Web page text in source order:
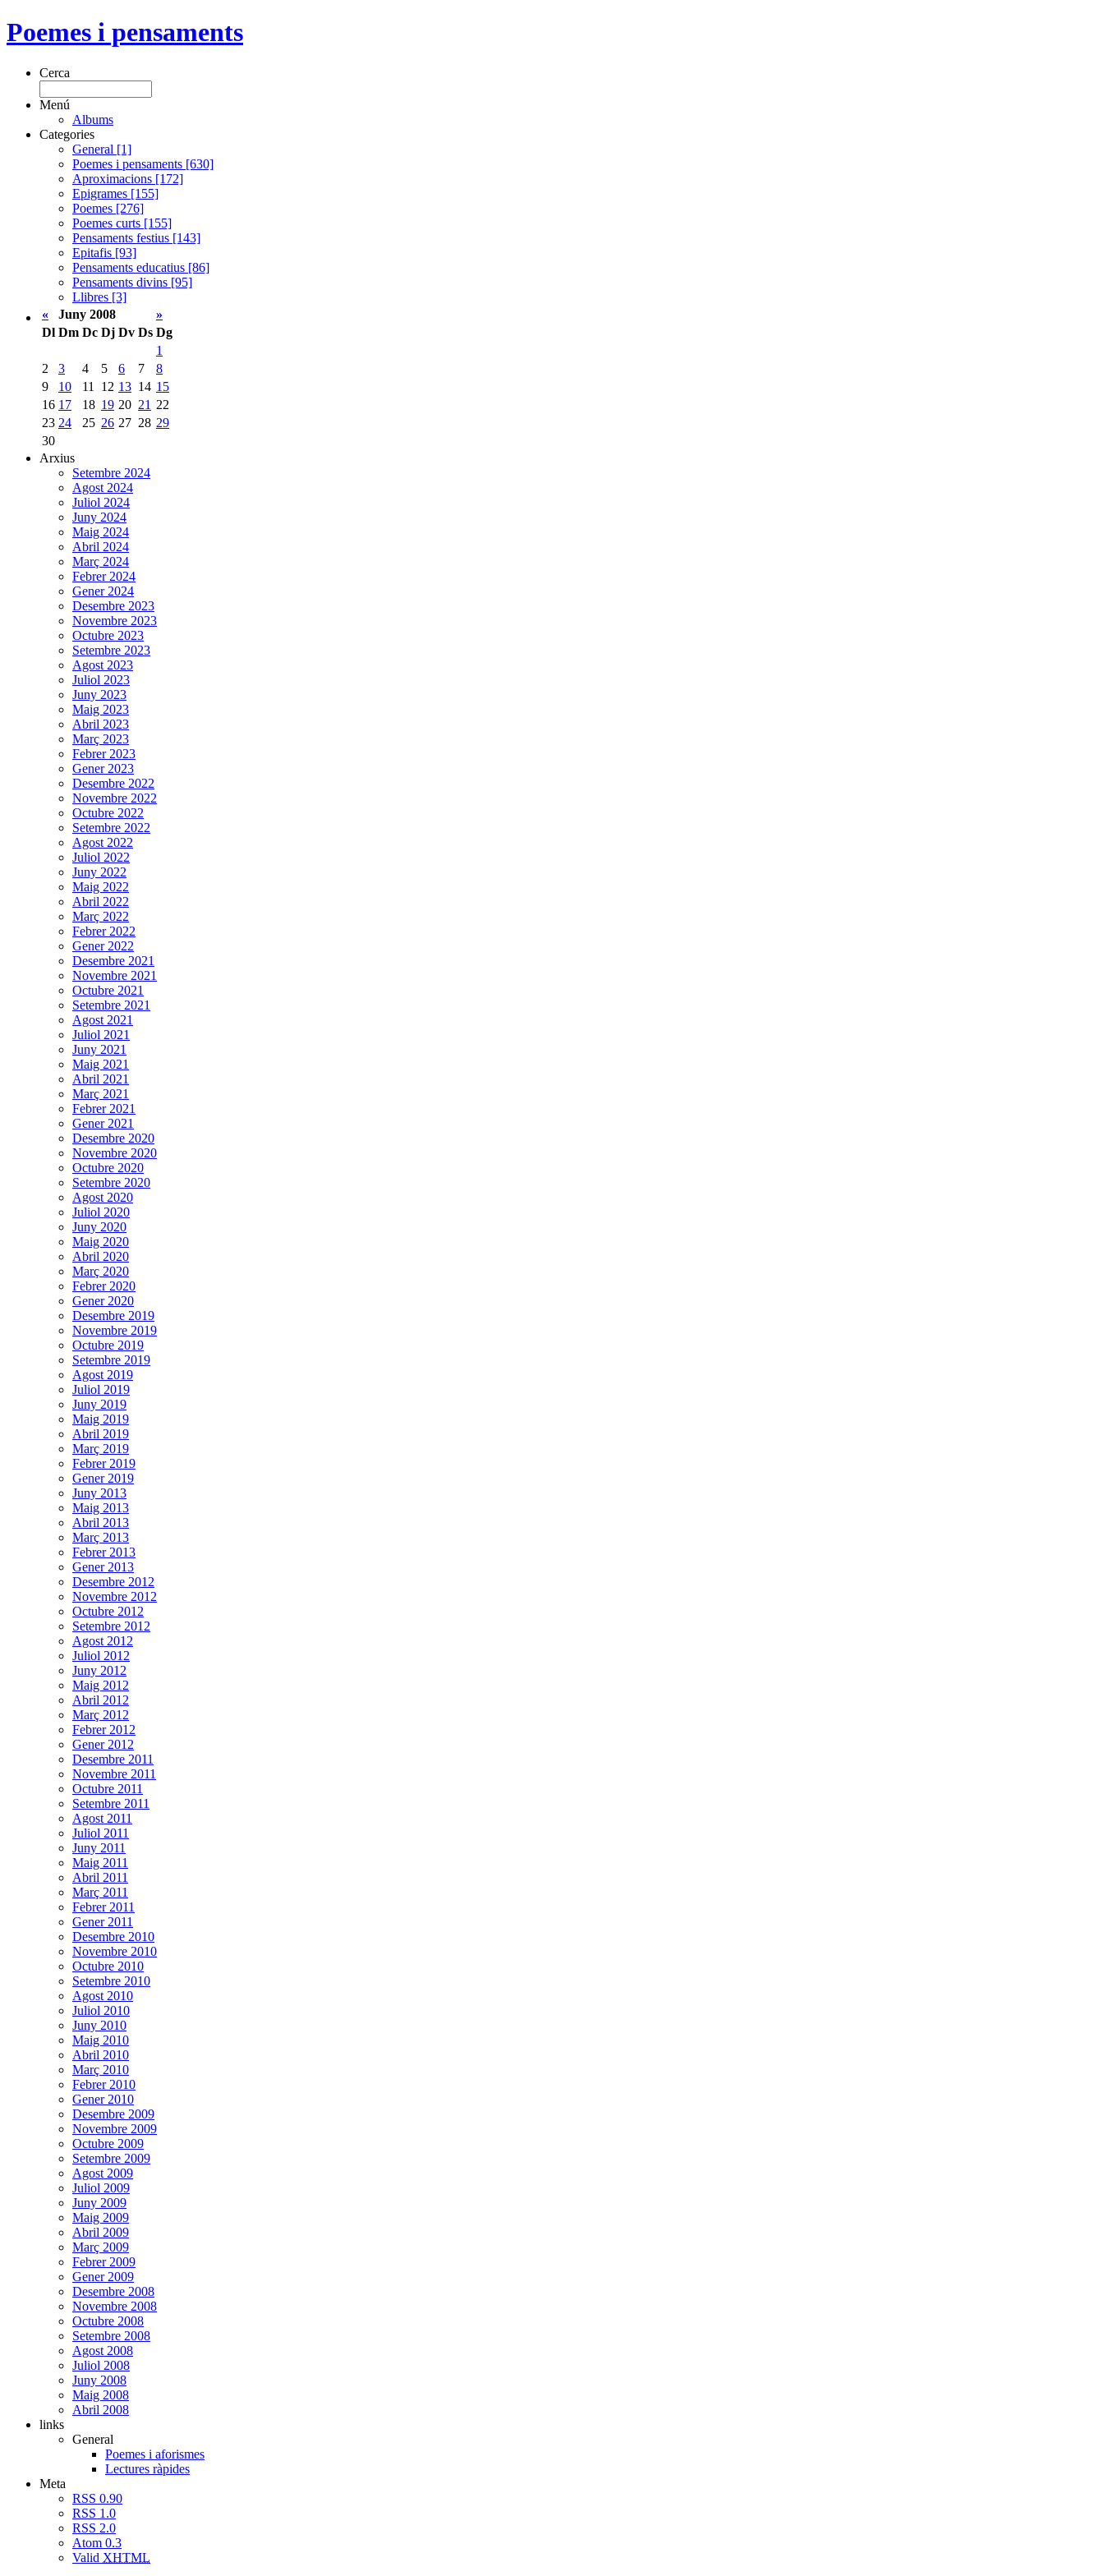
Poemes i pensaments
Cerca
Menú
Albums
Categories
General [1]
Poemes i pensaments [630]
Aproximacions [172]
Epigrames [155]
Poemes [276]
Poemes curts [155]
Pensaments festius [143]
Epitafis [93]
Pensaments educatius [86]
Pensaments divins [95]
Llibres [3]
«
Juny 2008
»
Dl Dm Dc Dj Dv Ds Dg
1
2
3 4 5 6 7
8
9
10 11 12 13 14 15
16 17 18 19 20 21 22
23 24 25 26 27 28 29
30
Arxius
Setembre 2024
Agost 2024
Juliol 2024
Juny 2024
Maig 2024
Abril 2024
Març 2024
Febrer 2024
Gener 2024
Desembre 2023
Novembre 2023
Octubre 2023
Setembre 2023
Agost 2023
Juliol 2023
Juny 2023
Maig 2023
Abril 2023
Març 2023
Febrer 2023
Gener 2023
Desembre 2022
Novembre 2022
Octubre 2022
Setembre 2022
Agost 2022
Juliol 2022
Juny 2022
Maig 2022
Abril 2022
Març 2022
Febrer 2022
Gener 2022
Desembre 2021
Novembre 2021
Octubre 2021
Setembre 2021
Agost 2021
Juliol 2021
Juny 2021
Maig 2021
Abril 2021
Març 2021
Febrer 2021
Gener 2021
Desembre 2020
Novembre 2020
Octubre 2020
Setembre 2020
Agost 2020
Juliol 2020
Juny 2020
Maig 2020
Abril 2020
Març 2020
Febrer 2020
Gener 2020
Desembre 2019
Novembre 2019
Octubre 2019
Setembre 2019
Agost 2019
Juliol 2019
Juny 2019
Maig 2019
Abril 2019
Març 2019
Febrer 2019
Gener 2019
Juny 2013
Maig 2013
Abril 2013
Març 2013
Febrer 2013
Gener 2013
Desembre 2012
Novembre 2012
Octubre 2012
Setembre 2012
Agost 2012
Juliol 2012
Juny 2012
Maig 2012
Abril 2012
Març 2012
Febrer 2012
Gener 2012
Desembre 2011
Novembre 2011
Octubre 2011
Setembre 2011
Agost 2011
Juliol 2011
Juny 2011
Maig 2011
Abril 2011
Març 2011
Febrer 2011
Gener 2011
Desembre 2010
Novembre 2010
Octubre 2010
Setembre 2010
Agost 2010
Juliol 2010
Juny 2010
Maig 2010
Abril 2010
Març 2010
Febrer 2010
Gener 2010
Desembre 2009
Novembre 2009
Octubre 2009
Setembre 2009
Agost 2009
Juliol 2009
Juny 2009
Maig 2009
Abril 2009
Març 2009
Febrer 2009
Gener 2009
Desembre 2008
Novembre 2008
Octubre 2008
Setembre 2008
Agost 2008
Juliol 2008
Juny 2008
Maig 2008
Abril 2008
links
General
Poemes i aforismes
Lectures ràpides
Meta
RSS 0.90
RSS 1.0
RSS 2.0
Atom 0.3
Valid XHTML